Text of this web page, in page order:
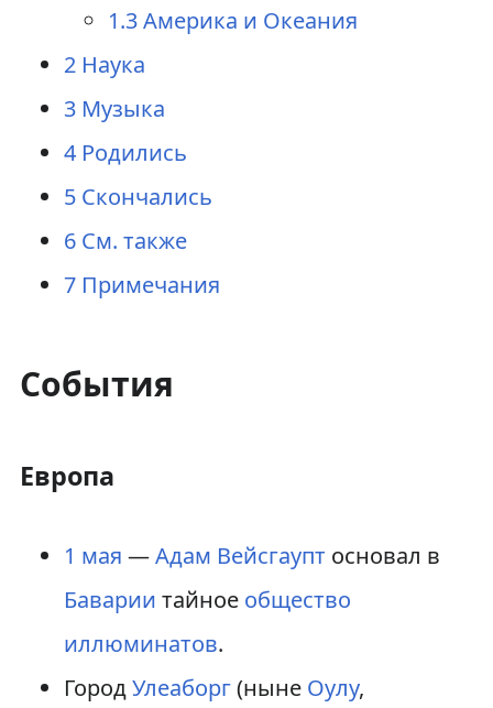
1.3Америка и Океания
2 Наука
3 Музыка
4 Родились
5 Скончались
6 См. также
7 Примечания
События
Европа
1 мая —Адам Вейсгаупт основал в
Баварии тайное общество
иллюминатов.
ГородУлеаборг(ныне Оулу,